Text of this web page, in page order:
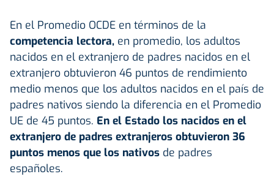
En el Promedio OCDE en términos de la
competencia lectora, en promedio, los adultos
nacidos en el extranjero de padres nacidos en el
extranjero obtuvieron 46 puntos de rendimiento
medio menos que los adultos nacidos en el país de
padres nativos siendo la diferencia en el Promedio
UE de 45 puntos. En el Estado los nacidos en el
extranjero de padres extranjeros obtuvieron 36
puntos menos que los nativos de padres
españoles.